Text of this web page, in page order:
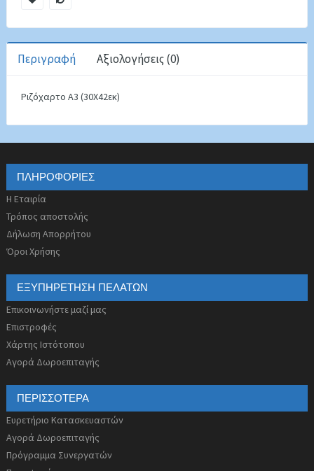
Περιγραφή Αξιολογήσεις (0)
Ριζόχαρτο Α3 (30Χ42εκ)
ΠΛΗΡΟΦΟΡΊΕΣ
Η Εταιρία
Τρόπος αποστολής
Δήλωση Απορρήτου
Όροι Χρήσης
ΕΞΥΠΗΡΈΤΗΣΗ ΠΕΛΑΤΏΝ
Επικοινωνήστε μαζί μας
Επιστροφές
Χάρτης Ιστότοπου
Αγορά Δωροεπιταγής
ΠΕΡΙΣΣΌΤΕΡΑ
Ευρετήριο Κατασκευαστών
Αγορά Δωροεπιταγής
Πρόγραμμα Συνεργατών